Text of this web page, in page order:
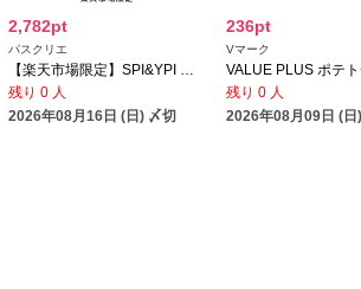
2,782pt
パスクリエ
【楽天市場限定】SPI&YPI CHANGE PROTEIN
残り 0 人
2026年08月16日 (日) 〆切
236pt
Vマーク
残り 0 人
2026年08月09日 (日